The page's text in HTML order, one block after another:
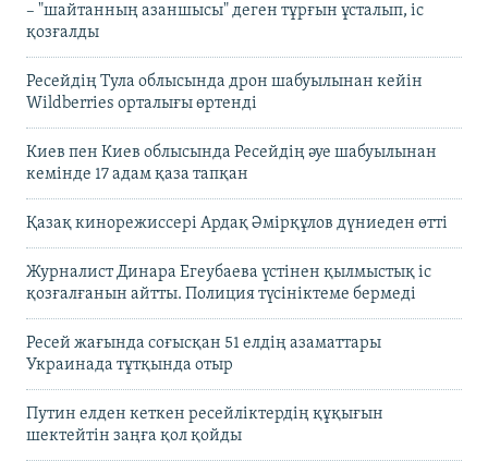
– "шайтанның азаншысы" деген тұрғын ұсталып, іс
қозғалды
Ресейдің Тула облысында дрон шабуылынан кейін
Wildberries орталығы өртенді
Киев пен Киев облысында Ресейдің әуе шабуылынан
кемінде 17 адам қаза тапқан
Қазақ кинорежиссері Ардақ Әмірқұлов дүниеден өтті
Журналист Динара Егеубаева үстінен қылмыстық іс
қозғалғанын айтты. Полиция түсініктеме бермеді
Ресей жағында соғысқан 51 елдің азаматтары
Украинада тұтқында отыр
Путин елден кеткен ресейліктердің құқығын
шектейтін заңға қол қойды